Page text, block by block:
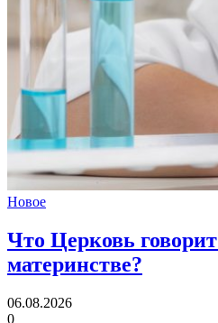
Новое
Что Церковь говорит
материнстве?
06.08.2026
0